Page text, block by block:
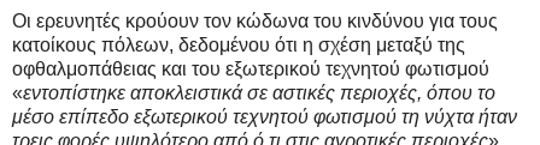
Οι ερευνητές κρούουν τον κώδωνα του κινδύνου για τους
κατοίκους πόλεων, δεδομένου ότι η σχέση μεταξύ της
οφθαλμοπάθειας και του εξωτερικού τεχνητού φωτισμού
«εντοπίστηκε αποκλειστικά σε αστικές περιοχές, όπου το
μέσο επίπεδο εξωτερικού τεχνητού φωτισμού τη νύχτα ήταν